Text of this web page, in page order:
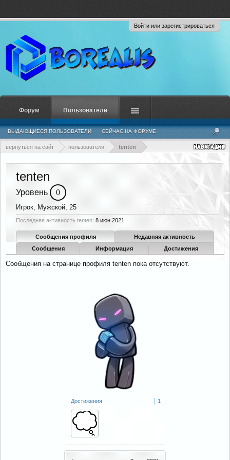
Войти или зарегистрироваться
вернуться на сайт пользователи tenten
Достижения 1
tenten
Уровень 0
Игрок, Мужской, 25
Последняя активность tenten: 8 июн 2021
Сообщения профиля
Недавняя активность
Сообщения
Информация Достижения
Сообщения на странице профиля tenten пока отсутствуют.
Форум Пользователи
ВЫДАЮЩИЕСЯ ПОЛЬЗОВАТЕЛИ СЕЙЧАС НА ФОРУМЕ
НЕДАВНЯЯ АКТИВНОСТЬ НОВЫЕ СООБЩЕНИЯ ПРОФИЛЯ